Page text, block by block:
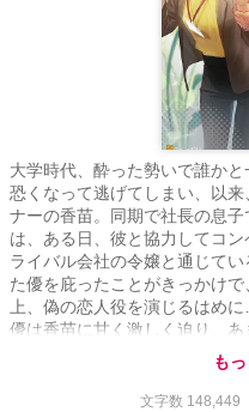
大学時代、酔った勢いで誰かと
恐くなって逃げてしまい、以
ナーの香苗。同期で社長の息
は、ある日、彼と協力してコン
ライバル会社の令嬢と通じて
た優を庇ったことがきっかけ
上、偽の恋人役を演じるはめ
優は香苗に甘く激しく迫り、
自分だった」と言い出して――
も
文字数 148,449